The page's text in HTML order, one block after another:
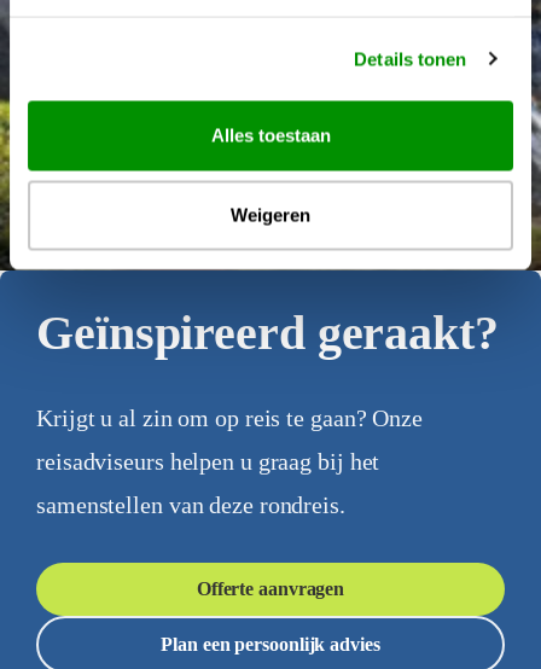
Details tonen
Alles toestaan
Weigeren
Déanne Wetzels
Geïnspireerd geraakt?
Krijgt u al zin om op reis te gaan? Onze
reisadviseurs helpen u graag bij het
samenstellen van deze rondreis.
Offerte aanvragen
Plan een persoonlijk advies